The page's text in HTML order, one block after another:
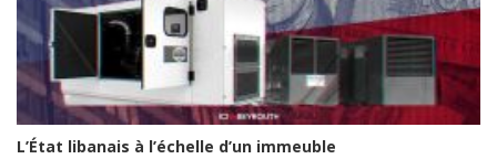
L’État libanais à l’échelle d’un immeuble